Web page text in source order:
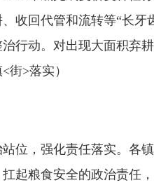
收回代管和流转等“长
行动。对出现大面积弃
街>落实）
，强化责任落实。各镇
起粮食安全的政治责任